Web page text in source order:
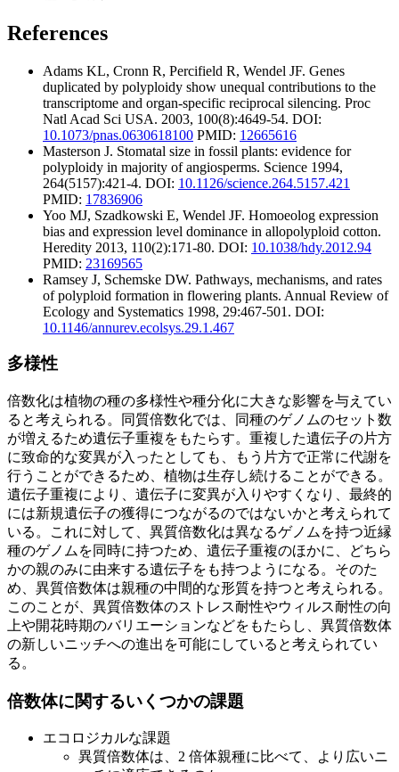
References
Adams KL, Cronn R, Percifield R, Wendel JF. Genes
duplicated by polyploidy show unequal contributions to the
transcriptome and organ-specific reciprocal silencing. Proc
Natl Acad Sci USA. 2003, 100(8):4649-54. DOI:
10.1073/pnas.0630618100 PMID: 12665616
Masterson J. Stomatal size in fossil plants: evidence for
polyploidy in majority of angiosperms. Science 1994,
264(5157):421-4. DOI: 10.1126/science.264.5157.421
PMID: 17836906
Yoo MJ, Szadkowski E, Wendel JF. Homoeolog expression
bias and expression level dominance in allopolyploid cotton.
Heredity 2013, 110(2):171-80. DOI: 10.1038/hdy.2012.94
PMID: 23169565
Ramsey J, Schemske DW. Pathways, mechanisms, and rates
of polyploid formation in flowering plants. Annual Review of
Ecology and Systematics 1998, 29:467-501. DOI:
10.1146/annurev.ecolsys.29.1.467
多様性
倍数化は植物の種の多様性や種分化に大きな影響を与えてい
ると考えられる。同質倍数化では、同種のゲノムのセット数
が増えるため遺伝子重複をもたらす。重複した遺伝子の片方
に致命的な変異が入ったとしても、もう片方で正常に代謝を
行うことができるため、植物は生存し続けることができる。
遺伝子重複により、遺伝子に変異が入りやすくなり、最終的
には新規遺伝子の獲得につながるのではないかと考えられて
いる。これに対して、異質倍数化は異なるゲノムを持つ近縁
種のゲノムを同時に持つため、遺伝子重複のほかに、どちら
かの親のみに由来する遺伝子をも持つようになる。そのた
め、異質倍数体は親種の中間的な形質を持つと考えられる。
このことが、異質倍数体のストレス耐性やウィルス耐性の向
上や開花時期のバリエーションなどをもたらし、異質倍数体
の新しいニッチへの進出を可能にしていると考えられてい
る。
倍数体に関するいくつかの課題
エコロジカルな課題
異質倍数体は、2 倍体親種に比べて、より広いニ